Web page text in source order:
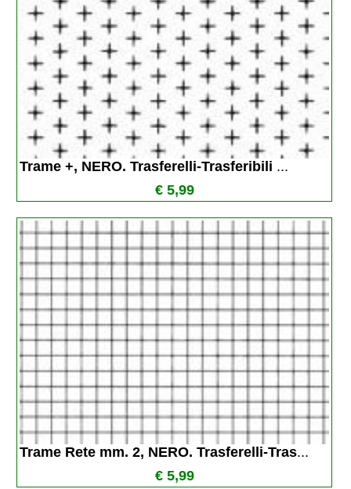
Trame +, NERO. Trasferelli-Trasferibili ...
€ 5,99
Trame Rete mm. 2, NERO. Trasferelli-Tras...
€ 5,99